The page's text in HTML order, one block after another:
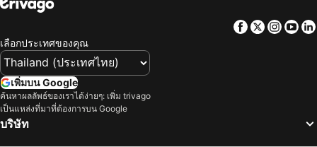
Secret Garden Family House
Koh Chang Longstay Resort
Sp Place Hotel
บ้านทรายขาว โฮเต็ล & เซอร์วิสอพาร์ทเมนท์
Koh Chang Paradise Resort & Spa
ทรายขาว อินน์
ถนนคนเดิน
หาดนวล
สนามบินนานาชาติอู่ตะเภา
วันไหล
Lonely Beach -Tha Nam Beach
Facebook
Twitter
เลือกประเทศของคุณ
เพิ่มบน Google
ค้นหาผลลัพธ์ของเราได้ง่ายๆ: เพิ่ม trivago
เป็นแหล่งที่มาที่ต้องการบน Google
บริษัท